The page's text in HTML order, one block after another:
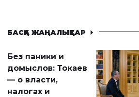
БАСҚА ЖАҢАЛЫҚТАР
Без паники и
домыслов: Токаев
— о власти,
налогах и